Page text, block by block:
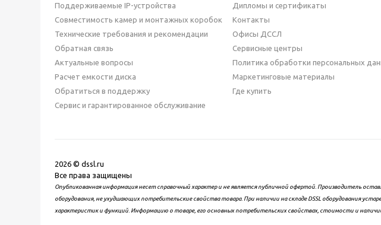
Поддерживаемые IP-устройства
Совместимость камер и монтажных коробок
Технические требования и рекомендации
Обратная связь
Актуальные вопросы
Расчет емкости диска
Обратиться в поддержку
Сервис и гарантированное обслуживание
Дипломы и сертификаты
Контакты
Офисы ДССЛ
Сервисные центры
Политика обработки персональных
Маркетинговые материалы
Где купить
2026 © dssl.ru
Все права защищены
Опубликованная информация несет справочный характер и не является публичной офертой. Производитель
оборудования, не ухудшающих потребительские свойства товара. При наличии на складе DSSL оборудования
характеристик и функций. Информацию о товаре, его основных потребительских свойствах, стоимости и